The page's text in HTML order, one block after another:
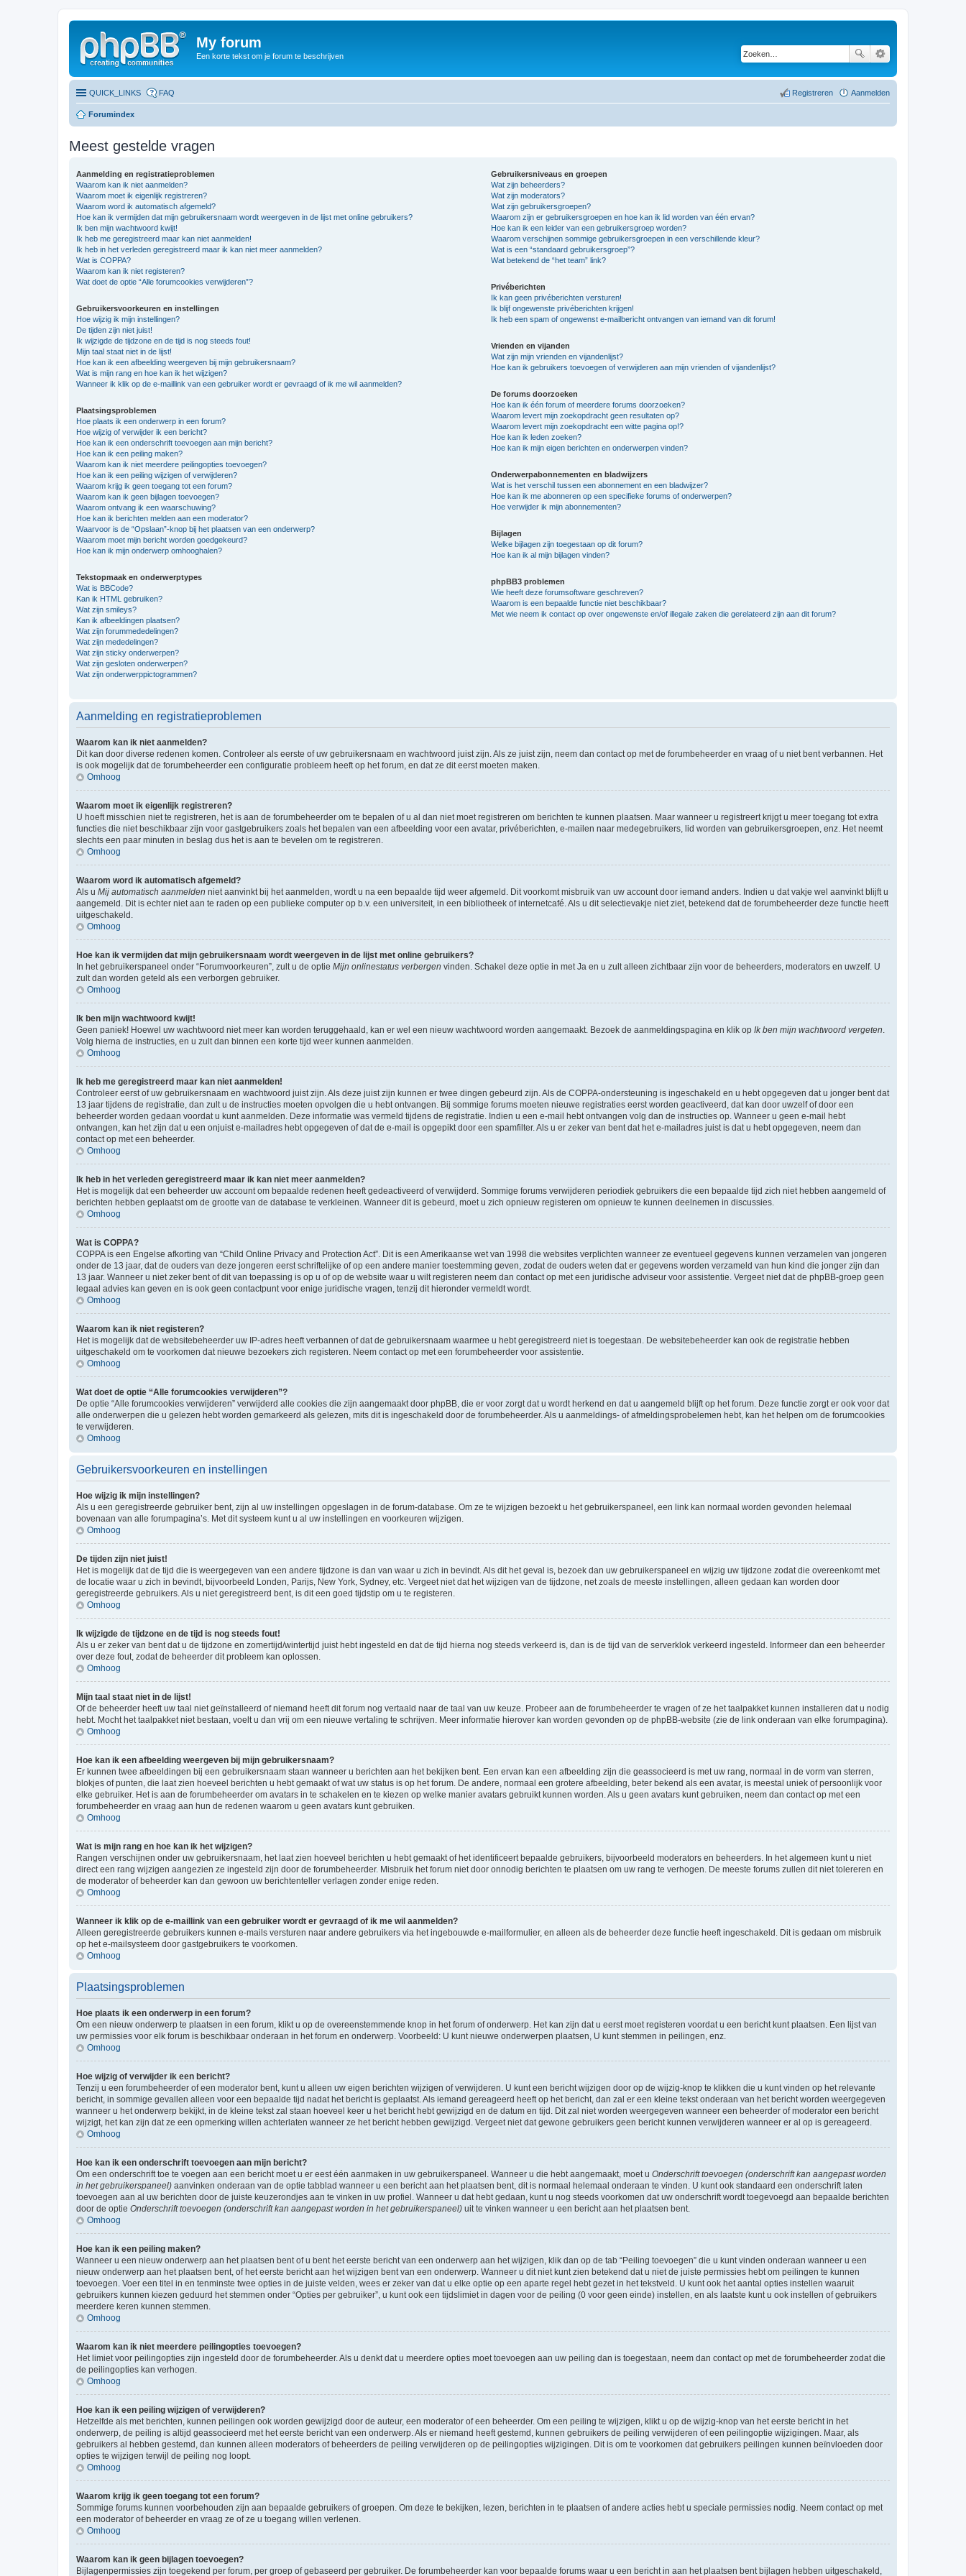
My forum
Een korte tekst om je forum te beschrijven
QUICK_LINKS FAQ Aanmelden
Registreren
Forumindex
Meest gestelde vragen
Aanmelding en registratieproblemen
Waarom kan ik niet aanmelden?
Waarom moet ik eigenlijk registreren?
Waarom word ik automatisch afgemeld?
Hoe kan ik vermijden dat mijn gebruikersnaam wordt weergeven in de lijst met online gebruikers?
Ik ben mijn wachtwoord kwijt!
Ik heb me geregistreerd maar kan niet aanmelden!
Ik heb in het verleden geregistreerd maar ik kan niet meer aanmelden?
Wat is COPPA?
Waarom kan ik niet registeren?
Wat doet de optie “Alle forumcookies verwijderen”?
Gebruikersvoorkeuren en instellingen
Hoe wijzig ik mijn instellingen?
De tijden zijn niet juist!
Ik wijzigde de tijdzone en de tijd is nog steeds fout!
Mijn taal staat niet in de lijst!
Hoe kan ik een afbeelding weergeven bij mijn gebruikersnaam?
Wat is mijn rang en hoe kan ik het wijzigen?
Wanneer ik klik op de e-maillink van een gebruiker wordt er gevraagd of ik me wil aanmelden?
Plaatsingsproblemen
Hoe plaats ik een onderwerp in een forum?
Hoe wijzig of verwijder ik een bericht?
Hoe kan ik een onderschrift toevoegen aan mijn bericht?
Hoe kan ik een peiling maken?
Waarom kan ik niet meerdere peilingopties toevoegen?
Hoe kan ik een peiling wijzigen of verwijderen?
Waarom krijg ik geen toegang tot een forum?
Waarom kan ik geen bijlagen toevoegen?
Waarom ontvang ik een waarschuwing?
Hoe kan ik berichten melden aan een moderator?
Waarvoor is de “Opslaan”-knop bij het plaatsen van een onderwerp?
Waarom moet mijn bericht worden goedgekeurd?
Hoe kan ik mijn onderwerp omhooghalen?
Tekstopmaak en onderwerptypes
Wat is BBCode?
Kan ik HTML gebruiken?
Wat zijn smileys?
Kan ik afbeeldingen plaatsen?
Wat zijn forummededelingen?
Wat zijn mededelingen?
Wat zijn sticky onderwerpen?
Wat zijn gesloten onderwerpen?
Wat zijn onderwerppictogrammen?
Gebruikersniveaus en groepen
Wat zijn beheerders?
Wat zijn moderators?
Wat zijn gebruikersgroepen?
Waarom zijn er gebruikersgroepen en hoe kan ik lid worden van één ervan?
Hoe kan ik een leider van een gebruikersgroep worden?
Waarom verschijnen sommige gebruikersgroepen in een verschillende kleur?
Wat is een “standaard gebruikersgroep”?
Wat betekend de “het team” link?
Privéberichten
Ik kan geen privéberichten versturen!
Ik blijf ongewenste privéberichten krijgen!
Ik heb een spam of ongewenst e-mailbericht ontvangen van iemand van dit forum!
Vrienden en vijanden
Wat zijn mijn vrienden en vijandenlijst?
Hoe kan ik gebruikers toevoegen of verwijderen aan mijn vrienden of vijandenlijst?
De forums doorzoeken
Hoe kan ik één forum of meerdere forums doorzoeken?
Waarom levert mijn zoekopdracht geen resultaten op?
Waarom levert mijn zoekopdracht een witte pagina op!?
Hoe kan ik leden zoeken?
Hoe kan ik mijn eigen berichten en onderwerpen vinden?
Onderwerpabonnementen en bladwijzers
Wat is het verschil tussen een abonnement en een bladwijzer?
Hoe kan ik me abonneren op een specifieke forums of onderwerpen?
Hoe verwijder ik mijn abonnementen?
Bijlagen
Welke bijlagen zijn toegestaan op dit forum?
Hoe kan ik al mijn bijlagen vinden?
phpBB3 problemen
Wie heeft deze forumsoftware geschreven?
Waarom is een bepaalde functie niet beschikbaar?
Met wie neem ik contact op over ongewenste en/of illegale zaken die gerelateerd zijn aan dit forum?
Aanmelding en registratieproblemen
Waarom kan ik niet aanmelden?
Dit kan door diverse redenen komen. Controleer als eerste of uw gebruikersnaam en wachtwoord juist zijn. Als ze juist zijn, neem dan contact op met de forumbeheerder en vraag of u niet bent verbannen. Het
is ook mogelijk dat de forumbeheerder een configuratie probleem heeft op het forum, en dat ze dit eerst moeten maken.
Omhoog
Waarom moet ik eigenlijk registreren?
U hoeft misschien niet te registreren, het is aan de forumbeheerder om te bepalen of u al dan niet moet registreren om berichten te kunnen plaatsen. Maar wanneer u registreert krijgt u meer toegang tot extra
functies die niet beschikbaar zijn voor gastgebruikers zoals het bepalen van een afbeelding voor een avatar, privéberichten, e-mailen naar medegebruikers, lid worden van gebruikersgroepen, enz. Het neemt
slechts een paar minuten in beslag dus het is aan te bevelen om te registreren.
Omhoog
Waarom word ik automatisch afgemeld?
Als u Mij automatisch aanmelden niet aanvinkt bij het aanmelden, wordt u na een bepaalde tijd weer afgemeld. Dit voorkomt misbruik van uw account door iemand anders. Indien u dat vakje wel aanvinkt blijft u
aangemeld. Dit is echter niet aan te raden op een publieke computer op b.v. een universiteit, in een bibliotheek of internetcafé. Als u dit selectievakje niet ziet, betekend dat de forumbeheerder deze functie heeft
uitgeschakeld.
Omhoog
Hoe kan ik vermijden dat mijn gebruikersnaam wordt weergeven in de lijst met online gebruikers?
In het gebruikerspaneel onder “Forumvoorkeuren”, zult u de optie Mijn onlinestatus verbergen vinden. Schakel deze optie in met Ja en u zult alleen zichtbaar zijn voor de beheerders, moderators en uwzelf. U
zult dan worden geteld als een verborgen gebruiker.
Omhoog
Ik ben mijn wachtwoord kwijt!
Geen paniek! Hoewel uw wachtwoord niet meer kan worden teruggehaald, kan er wel een nieuw wachtwoord worden aangemaakt. Bezoek de aanmeldingspagina en klik op Ik ben mijn wachtwoord vergeten
Volg hierna de instructies, en u zult dan binnen een korte tijd weer kunnen aanmelden.
Omhoog
Ik heb me geregistreerd maar kan niet aanmelden!
Controleer eerst of uw gebruikersnaam en wachtwoord juist zijn. Als deze juist zijn kunnen er twee dingen gebeurd zijn. Als de COPPA-ondersteuning is ingeschakeld en u hebt opgegeven dat u jonger bent dat
13 jaar tijdens de registratie, dan zult u de instructies moeten opvolgen die u hebt ontvangen. Bij sommige forums moeten nieuwe registraties eerst worden geactiveerd, dat kan door uwzelf of door een
beheerder worden gedaan voordat u kunt aanmelden. Deze informatie was vermeld tijdens de registratie. Indien u een e-mail hebt ontvangen volg dan de instructies op. Wanneer u geen e-mail hebt
ontvangen, kan het zijn dat u een onjuist e-mailadres hebt opgegeven of dat de e-mail is opgepikt door een spamfilter. Als u er zeker van bent dat het e-mailadres juist is dat u hebt opgegeven, neem dan
contact op met een beheerder.
Omhoog
Ik heb in het verleden geregistreerd maar ik kan niet meer aanmelden?
Het is mogelijk dat een beheerder uw account om bepaalde redenen heeft gedeactiveerd of verwijderd. Sommige forums verwijderen periodiek gebruikers die een bepaalde tijd zich niet hebben aangemeld of
berichten hebben geplaatst om de grootte van de database te verkleinen. Wanneer dit is gebeurd, moet u zich opnieuw registeren om opnieuw te kunnen deelnemen in discussies.
Omhoog
Wat is COPPA?
COPPA is een Engelse afkorting van “Child Online Privacy and Protection Act”. Dit is een Amerikaanse wet van 1998 die websites verplichten wanneer ze eventueel gegevens kunnen verzamelen van jongeren
onder de 13 jaar, dat de ouders van deze jongeren eerst schriftelijke of op een andere manier toestemming geven, zodat de ouders weten dat er gegevens worden verzameld van hun kind die jonger zijn dan
13 jaar. Wanneer u niet zeker bent of dit van toepassing is op u of op de website waar u wilt registeren neem dan contact op met een juridische adviseur voor assistentie. Vergeet niet dat de phpBB-groep geen
legaal advies kan geven en is ook geen contactpunt voor enige juridische vragen, tenzij dit hieronder vermeldt wordt.
Omhoog
Waarom kan ik niet registeren?
Het is mogelijk dat de websitebeheerder uw IP-adres heeft verbannen of dat de gebruikersnaam waarmee u hebt geregistreerd niet is toegestaan. De websitebeheerder kan ook de registratie hebben
uitgeschakeld om te voorkomen dat nieuwe bezoekers zich registeren. Neem contact op met een forumbeheerder voor assistentie.
Omhoog
Wat doet de optie “Alle forumcookies verwijderen”?
De optie “Alle forumcookies verwijderen” verwijderd alle cookies die zijn aangemaakt door phpBB, die er voor zorgt dat u wordt herkend en dat u aangemeld blijft op het forum. Deze functie zorgt er ook voor dat
alle onderwerpen die u gelezen hebt worden gemarkeerd als gelezen, mits dit is ingeschakeld door de forumbeheerder. Als u aanmeldings- of afmeldingsprobelemen hebt, kan het helpen om de forumcookies
te verwijderen.
Omhoog
Gebruikersvoorkeuren en instellingen
Hoe wijzig ik mijn instellingen?
Als u een geregistreerde gebruiker bent, zijn al uw instellingen opgeslagen in de forum-database. Om ze te wijzigen bezoekt u het gebruikerspaneel, een link kan normaal worden gevonden helemaal
bovenaan van alle forumpagina’s. Met dit systeem kunt u al uw instellingen en voorkeuren wijzigen.
Omhoog
De tijden zijn niet juist!
Het is mogelijk dat de tijd die is weergegeven van een andere tijdzone is dan van waar u zich in bevindt. Als dit het geval is, bezoek dan uw gebruikerspaneel en wijzig uw tijdzone zodat die overeenkomt met
de locatie waar u zich in bevindt, bijvoorbeeld Londen, Parijs, New York, Sydney, etc. Vergeet niet dat het wijzigen van de tijdzone, net zoals de meeste instellingen, alleen gedaan kan worden door
geregistreerde gebruikers. Als u niet geregistreerd bent, is dit een goed tijdstip om u te registeren.
Omhoog
Ik wijzigde de tijdzone en de tijd is nog steeds fout!
Als u er zeker van bent dat u de tijdzone en zomertijd/wintertijd juist hebt ingesteld en dat de tijd hierna nog steeds verkeerd is, dan is de tijd van de serverklok verkeerd ingesteld. Informeer dan een beheerder
over deze fout, zodat de beheerder dit probleem kan oplossen.
Omhoog
Mijn taal staat niet in de lijst!
Of de beheerder heeft uw taal niet geïnstalleerd of niemand heeft dit forum nog vertaald naar de taal van uw keuze. Probeer aan de forumbeheerder te vragen of ze het taalpakket kunnen installeren dat u nodig
hebt. Mocht het taalpakket niet bestaan, voelt u dan vrij om een nieuwe vertaling te schrijven. Meer informatie hierover kan worden gevonden op de phpBB-website (zie de link onderaan van elke forumpagina).
Omhoog
Hoe kan ik een afbeelding weergeven bij mijn gebruikersnaam?
Er kunnen twee afbeeldingen bij een gebruikersnaam staan wanneer u berichten aan het bekijken bent. Een ervan kan een afbeelding zijn die geassocieerd is met uw rang, normaal in de vorm van sterren,
blokjes of punten, die laat zien hoeveel berichten u hebt gemaakt of wat uw status is op het forum. De andere, normaal een grotere afbeelding, beter bekend als een avatar, is meestal uniek of persoonlijk voor
elke gebruiker. Het is aan de forumbeheerder om avatars in te schakelen en te kiezen op welke manier avatars gebruikt kunnen worden. Als u geen avatars kunt gebruiken, neem dan contact op met een
forumbeheerder en vraag aan hun de redenen waarom u geen avatars kunt gebruiken.
Omhoog
Wat is mijn rang en hoe kan ik het wijzigen?
Rangen verschijnen onder uw gebruikersnaam, het laat zien hoeveel berichten u hebt gemaakt of het identificeert bepaalde gebruikers, bijvoorbeeld moderators en beheerders. In het algemeen kunt u niet
direct een rang wijzigen aangezien ze ingesteld zijn door de forumbeheerder. Misbruik het forum niet door onnodig berichten te plaatsen om uw rang te verhogen. De meeste forums zullen dit niet tolereren en
de moderator of beheerder kan dan gewoon uw berichtenteller verlagen zonder enige reden.
Omhoog
Wanneer ik klik op de e-maillink van een gebruiker wordt er gevraagd of ik me wil aanmelden?
Alleen geregistreerde gebruikers kunnen e-mails versturen naar andere gebruikers via het ingebouwde e-mailformulier, en alleen als de beheerder deze functie heeft ingeschakeld. Dit is gedaan om misbruik
op het e-mailsysteem door gastgebruikers te voorkomen.
Omhoog
Plaatsingsproblemen
Hoe plaats ik een onderwerp in een forum?
Om een nieuw onderwerp te plaatsen in een forum, klikt u op de overeenstemmende knop in het forum of onderwerp. Het kan zijn dat u eerst moet registeren voordat u een bericht kunt plaatsen. Een lijst van
uw permissies voor elk forum is beschikbaar onderaan in het forum en onderwerp. Voorbeeld: U kunt nieuwe onderwerpen plaatsen, U kunt stemmen in peilingen, enz.
Omhoog
Hoe wijzig of verwijder ik een bericht?
Tenzij u een forumbeheerder of een moderator bent, kunt u alleen uw eigen berichten wijzigen of verwijderen. U kunt een bericht wijzigen door op de wijzig-knop te klikken die u kunt vinden op het relevante
bericht, in sommige gevallen alleen voor een bepaalde tijd nadat het bericht is geplaatst. Als iemand gereageerd heeft op het bericht, dan zal er een kleine tekst onderaan van het bericht worden weergegeven
wanneer u het onderwerp bekijkt, in de kleine tekst zal staan hoeveel keer u het bericht hebt gewijzigd en de datum en tijd. Dit zal niet worden weergegeven wanneer een beheerder of moderator een bericht
wijzigt, het kan zijn dat ze een opmerking willen achterlaten wanneer ze het bericht hebben gewijzigd. Vergeet niet dat gewone gebruikers geen bericht kunnen verwijderen wanneer er al op is gereageerd.
Omhoog
Hoe kan ik een onderschrift toevoegen aan mijn bericht?
Om een onderschrift toe te voegen aan een bericht moet u er eest één aanmaken in uw gebruikerspaneel. Wanneer u die hebt aangemaakt, moet u Onderschrift toevoegen (onderschrift kan aangepast worden
in het gebruikerspaneel) aanvinken onderaan van de optie tabblad wanneer u een bericht aan het plaatsen bent, dit is normaal helemaal onderaan te vinden. U kunt ook standaard een onderschrift laten
toevoegen aan al uw berichten door de juiste keuzerondjes aan te vinken in uw profiel. Wanneer u dat hebt gedaan, kunt u nog steeds voorkomen dat uw onderschrift wordt toegevoegd aan bepaalde berichten
door de optie Onderschrift toevoegen (onderschrift kan aangepast worden in het gebruikerspaneel) uit te vinken wanneer u een bericht aan het plaatsen bent.
Omhoog
Hoe kan ik een peiling maken?
Wanneer u een nieuw onderwerp aan het plaatsen bent of u bent het eerste bericht van een onderwerp aan het wijzigen, klik dan op de tab “Peiling toevoegen” die u kunt vinden onderaan wanneer u een
nieuw onderwerp aan het plaatsen bent, of het eerste bericht aan het wijzigen bent van een onderwerp. Wanneer u dit niet kunt zien betekend dat u niet de juiste permissies hebt om peilingen te kunnen
toevoegen. Voer een titel in en tenminste twee opties in de juiste velden, wees er zeker van dat u elke optie op een aparte regel hebt gezet in het tekstveld. U kunt ook het aantal opties instellen waaruit
gebruikers kunnen kiezen geduurd het stemmen onder “Opties per gebruiker”, u kunt ook een tijdslimiet in dagen voor de peiling (0 voor geen einde) instellen, en als laatste kunt u ook instellen of gebruikers
meerdere keren kunnen stemmen.
Omhoog
Waarom kan ik niet meerdere peilingopties toevoegen?
Het limiet voor peilingopties zijn ingesteld door de forumbeheerder. Als u denkt dat u meerdere opties moet toevoegen aan uw peiling dan is toegestaan, neem dan contact op met de forumbeheerder zodat die
de peilingopties kan verhogen.
Omhoog
Hoe kan ik een peiling wijzigen of verwijderen?
Hetzelfde als met berichten, kunnen peilingen ook worden gewijzigd door de auteur, een moderator of een beheerder. Om een peiling te wijzigen, klikt u op de wijzig-knop van het eerste bericht in het
onderwerp, de peiling is altijd geassocieerd met het eerste bericht van een onderwerp. Als er niemand heeft gestemd, kunnen gebruikers de peiling verwijderen of een peilingoptie wijzigingen. Maar, als
gebruikers al hebben gestemd, dan kunnen alleen moderators of beheerders de peiling verwijderen op de peilingopties wijzigingen. Dit is om te voorkomen dat gebruikers peilingen kunnen beïnvloeden door
opties te wijzigen terwijl de peiling nog loopt.
Omhoog
Waarom krijg ik geen toegang tot een forum?
Sommige forums kunnen voorbehouden zijn aan bepaalde gebruikers of groepen. Om deze te bekijken, lezen, berichten in te plaatsen of andere acties hebt u speciale permissies nodig. Neem contact op met
een moderator of beheerder en vraag ze of ze u toegang willen verlenen.
Omhoog
Waarom kan ik geen bijlagen toevoegen?
Bijlagenpermissies zijn toegekend per forum, per groep of gebaseerd per gebruiker. De forumbeheerder kan voor bepaalde forums waar u een bericht in aan het plaatsen bent bijlagen hebben uitgeschakeld,